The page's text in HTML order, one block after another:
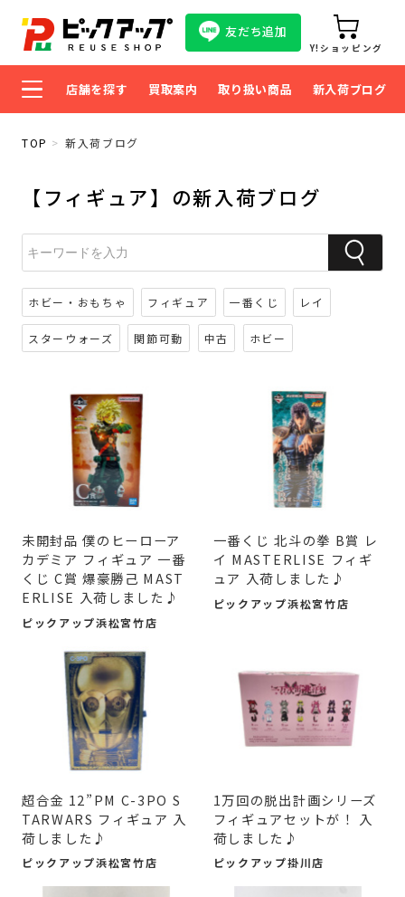
友だち追加
Y!ショッピング
店舗を探す 買取案内 取り扱い商品 新入荷ブログ
TOP 新入荷ブログ
【フィギュア】の新入荷ブログ
ホビー・おもちゃ フィギュア 一番くじ レイ
スターウォーズ 関節可動 中古 ホビー
未開封品 僕のヒーローア
カデミア フィギュア 一番
くじ C賞 爆豪勝己 MAST
ERLISE 入荷しました♪
ピックアップ浜松宮竹店
一番くじ 北斗の拳 B賞 レ
イ MASTERLISE フィギ
ュア 入荷しました♪
ピックアップ浜松宮竹店
超合金 12”PM C-3PO S
TARWARS フィギュア 入
荷しました♪
ピックアップ浜松宮竹店
1万回の脱出計画シリーズ
フィギュアセットが！ 入
荷しました♪
ピックアップ掛川店